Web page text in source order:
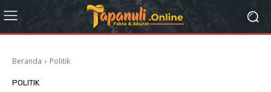
Beranda Politik
POLITIK